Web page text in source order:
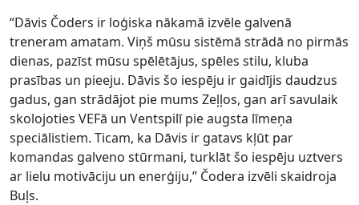
“Dāvis Čoders ir loģiska nākamā izvēle galvenā
treneram amatam. Viņš mūsu sistēmā strādā no pirmās
dienas, pazīst mūsu spēlētājus, spēles stilu, kluba
prasības un pieeju. Dāvis šo iespēju ir gaidījis daudzus
gadus, gan strādājot pie mums Zeļļos, gan arī savulaik
skolojoties VEFā un Ventspilī pie augsta līmeņa
speciālistiem. Ticam, ka Dāvis ir gatavs kļūt par
komandas galveno stūrmani, turklāt šo iespēju uztvers
ar lielu motivāciju un enerģiju,” Čodera izvēli skaidroja
Buļs.